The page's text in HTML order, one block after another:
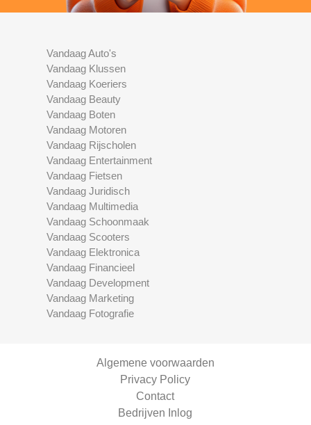
Vandaag Auto's
Vandaag Klussen
Vandaag Koeriers
Vandaag Beauty
Vandaag Boten
Vandaag Motoren
Vandaag Rijscholen
Vandaag Entertainment
Vandaag Fietsen
Vandaag Juridisch
Vandaag Multimedia
Vandaag Schoonmaak
Vandaag Scooters
Vandaag Elektronica
Vandaag Financieel
Vandaag Development
Vandaag Marketing
Vandaag Fotografie
Algemene voorwaarden
Privacy Policy
Contact
Bedrijven Inlog